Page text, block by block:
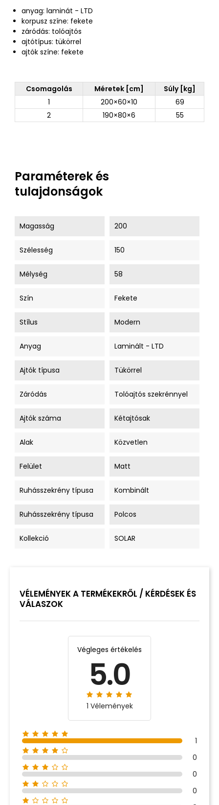
anyag: laminát - LTD
korpusz színe: fekete
záródás: tolóajtós
ajtótípus: tükörrel
ajtók színe: fekete
Csomagolás Méretek [cm]
Súly [kg]
1
200×60×10
69
2
190×80×6 55
Paraméterek és
tulajdonságok
Magasság 200
Szélesség 150
Mélység 58
Szín Fekete
Stílus Modern
Anyag Laminált - LTD
Ajtók típusa Tükörrel
Záródás Tolóajtós szekrénnyel
Ajtók száma Kétajtósak
Alak Közvetlen
Felület Matt
Ruhásszekrény típusa Kombinált
Ruhásszekrény típusa Polcos
Kollekció SOLAR
VÉLEMÉNYEK A TERMÉKEKRŐL / KÉRDÉSEK ÉS
VÁLASZOK
Végleges értékelés
5.0
1 Vélemények
1
0
0
0